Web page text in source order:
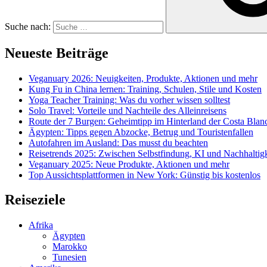
Suche nach:
Neueste Beiträge
Veganuary 2026: Neuigkeiten, Produkte, Aktionen und mehr
Kung Fu in China lernen: Training, Schulen, Stile und Kosten
Yoga Teacher Training: Was du vorher wissen solltest
Solo Travel: Vorteile und Nachteile des Alleinreisens
Route der 7 Burgen: Geheimtipp im Hinterland der Costa
Ägypten: Tipps gegen Abzocke, Betrug und Touristenfallen
Autofahren im Ausland: Das musst du beachten
Reisetrends 2025: Zwischen Selbstfindung, KI und
Veganuary 2025: Neue Produkte, Aktionen und mehr
Top Aussichtsplattformen in New York: Günstig bis kostenlos
Reiseziele
Afrika
Ägypten
Marokko
Tunesien